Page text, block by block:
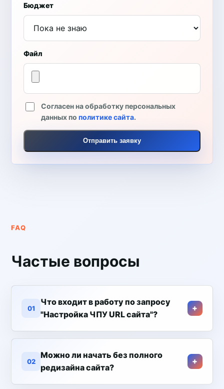
Бюджет
Файл
Согласен на обработку персональных
данных пополитике сайта.
Отправить заявку
FAQ
Частые вопросы
01
Что входит в работу по запросу
"Настройка ЧПУ URL сайта"?
02
Можно ли начать без полного
редизайна сайта?